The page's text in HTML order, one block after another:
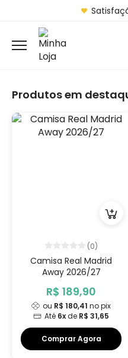
Produtos em
(0)
Camisa Real Madrid
Away 2026/27
R$ 189,90
ou R$ 180,41 no pix
Até 6xde R$ 31,65
Comprar Agora